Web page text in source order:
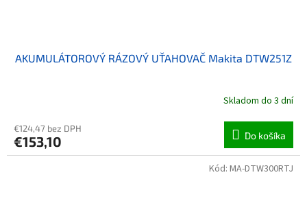
AKUMULÁTOROVÝ RÁZOVÝ UŤAHOVAČ Makita DTW251Z
Skladom do 3 dní
€124,47 bez DPH
€153,10 Do košíka
Kód: MA-DTW300RTJ